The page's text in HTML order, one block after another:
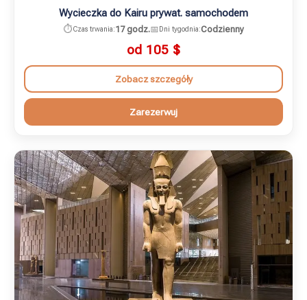
Wycieczka do Kairu prywat. samochodem
⏱️Czas trwania:17 godz.📅Dni tygodnia:Codzienny
od 105 $
Zobacz szczegóły
Zarezerwuj